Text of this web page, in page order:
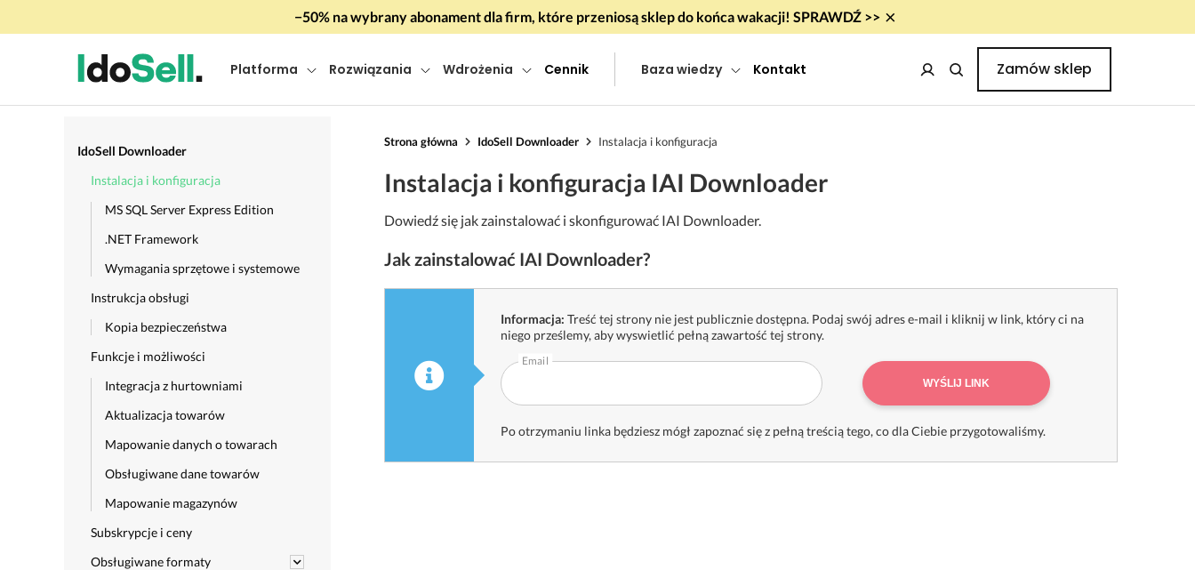
−50% na wybrany abonament dla firm, które przeniosą sklep do końca wakacji! SPRAWDŹ >> ×
Platforma Rozwiązania Wdrożenia Cennik Baza wiedzy Kontakt Zamów sklep
IdoSell Downloader
Instalacja i konfiguracja
MS SQL Server Express Edition
.NET Framework
Wymagania sprzętowe i systemowe
Instrukcja obsługi
Kopia bezpieczeństwa
Funkcje i możliwości
Integracja z hurtowniami
Aktualizacja towarów
Mapowanie danych o towarach
Obsługiwane dane towarów
Mapowanie magazynów
Subskrypcje i ceny
Obsługiwane formaty
Strona główna IdoSell Downloader Instalacja i konfiguracja
Instalacja i konfiguracja IAI Downloader
Dowiedź się jak zainstalować i skonfigurować IAI Downloader.
Jak zainstalować IAI Downloader?
Informacja: Treść tej strony nie jest publicznie dostępna. Podaj swój adres e-mail i kliknij w link, który ci na
niego prześlemy, aby wyswietlić pełną zawartość tej strony.
Email
WYŚLIJ LINK
Po otrzymaniu linka będziesz mógł zapoznać się z pełną treścią tego, co dla Ciebie przygotowaliśmy.